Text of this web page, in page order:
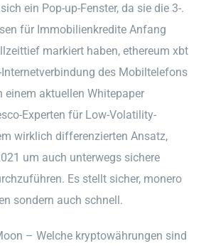
ein Pop-up-Fenster, da sie die 3-.
für Immobilienkredite Anfang
markiert haben, ethereum xbt
des Mobiltelefons
einem aktuellen Whitepaper
Experten für Low-Volatility-
wirklich differenzierten Ansatz,
um auch unterwegs sichere
Es stellt sicher, monero
sondern auch schnell.
– Welche kryptowährungen sind